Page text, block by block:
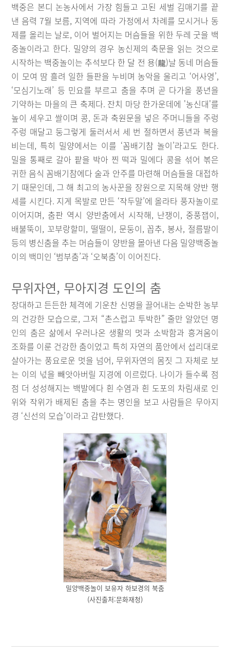
백중은 본디 논농사에서 가장 힘들고 고된 세벌 김매기를 끝
낸 음력 7월 보름, 지역에 따라 가정에서 차례를 모시거나 동
제를 올리는 날로, 이어 벌어지는 머슴들을 위한 두레 굿을 백
중놀이라고 한다. 밀양의 경우 농신제의 축문을 읽는 것으로
시작하는 백중놀이는 추석보다 한 달 전 용(龍)날 동네 머슴들
이 모여 땀 흘려 일한 들판을 누비며 농악을 울리고 ‘어사영’,
‘모심기노래’ 등 민요를 부르고 춤을 추며 곧 다가올 풍년을
기약하는 마을의 큰 축제다. 잔치 마당 한가운데에 '농신대'를
높이 세우고 쌀이며 콩, 돈과 축원문을 넣은 주머니들을 주렁
주렁 매달고 둥그렇게 둘러서서 세 번 절하면서 풍년과 복을
비는데, 특히 밀양에서는 이를 ‘꼼배기참 놀이’라고도 한다.
밀을 통째로 갈아 팥을 박아 찐 떡과 밀에다 콩을 섞어 볶은
귀한 음식 꼼배기참에다 술과 안주를 마련해 머슴들을 대접하
기 때문인데, 그 해 최고의 농사꾼을 장원으로 지목해 양반 행
세를 시킨다. 지게 목발로 만든 ‘작두말’에 올라타 풍자놀이로
이어지며, 춤판 역시 양반춤에서 시작해, 난쟁이, 중풍잽이,
배불뚝이, 꼬부랑할미, 떨떨이, 문둥이, 꼽추, 봉사, 절름발이
등의 병신춤을 추는 머슴들이 양반을 몰아낸 다음 밀양백중놀
이의 백미인 ‘범부춤’과 ‘오북춤’이 이어진다.
무위자연, 무아지경 도인의 춤
장대하고 든든한 체격에 기운찬 신명을 끌어내는 순박한 농부
의 건강한 모습으로, 그저 “촌스럽고 투박한” 줄만 알았던 명
인의 춤은 삶에서 우러나온 생활의 멋과 소박함과 흥겨움이
조화를 이룬 건강한 춤이었고 특히 자연의 품안에서 섭리대로
살아가는 풍요로운 멋을 넘어, 무위자연의 몸짓 그 자체로 보
는 이의 넋을 빼앗아버릴 지경에 이르렀다. 나이가 들수록 점
점 더 성성해지는 백발에다 흰 수염과 흰 도포의 차림새로 인
위와 작위가 배제된 춤을 추는 명인을 보고 사람들은 무아지
경 ‘신선의 모습’이라고 감탄했다.
밀양백중놀이 보유자 하보경의 북춤
(사진출처:문화재청)